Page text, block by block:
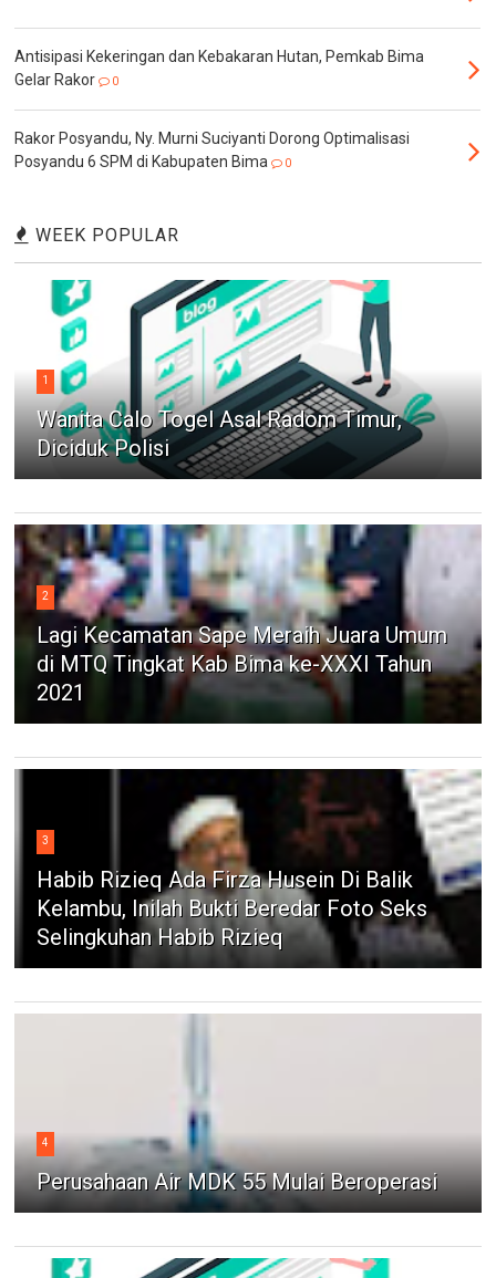
Antisipasi Kekeringan dan Kebakaran Hutan, Pemkab Bima
Gelar Rakor
0
Rakor Posyandu, Ny. Murni Suciyanti Dorong Optimalisasi
Posyandu 6 SPM di Kabupaten Bima
0
WEEK POPULAR
1
Wanita Calo Togel Asal Radom Timur,
Diciduk Polisi
2
Lagi Kecamatan Sape Meraih Juara Umum
di MTQ Tingkat Kab Bima ke-XXXI Tahun
2021
3
Habib Rizieq Ada Firza Husein Di Balik
Kelambu, Inilah Bukti Beredar Foto Seks
Selingkuhan Habib Rizieq
4
Perusahaan Air MDK 55 Mulai Beroperasi